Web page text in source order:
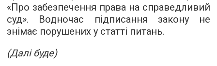
«Про забезпечення права на справедливий
суд». Водночас підписання закону не
знімає порушених у статті питань.
(Далі буде)